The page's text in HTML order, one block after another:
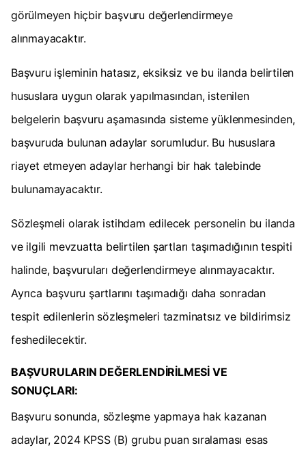
görülmeyen hiçbir başvuru değerlendirmeye
alınmayacaktır.
Başvuru işleminin hatasız, eksiksiz ve bu ilanda belirtilen
hususlara uygun olarak yapılmasından, istenilen
belgelerin başvuru aşamasında sisteme yüklenmesinden,
başvuruda bulunan adaylar sorumludur. Bu hususlara
riayet etmeyen adaylar herhangi bir hak talebinde
bulunamayacaktır.
Sözleşmeli olarak istihdam edilecek personelin bu ilanda
ve ilgili mevzuatta belirtilen şartları taşımadığının tespiti
halinde, başvuruları değerlendirmeye alınmayacaktır.
Ayrıca başvuru şartlarını taşımadığı daha sonradan
tespit edilenlerin sözleşmeleri tazminatsız ve bildirimsiz
feshedilecektir.
BAŞVURULARIN DEĞERLENDİRİLMESİ VE
SONUÇLARI:
Başvuru sonunda, sözleşme yapmaya hak kazanan
adaylar, 2024 KPSS (B) grubu puan sıralaması esas